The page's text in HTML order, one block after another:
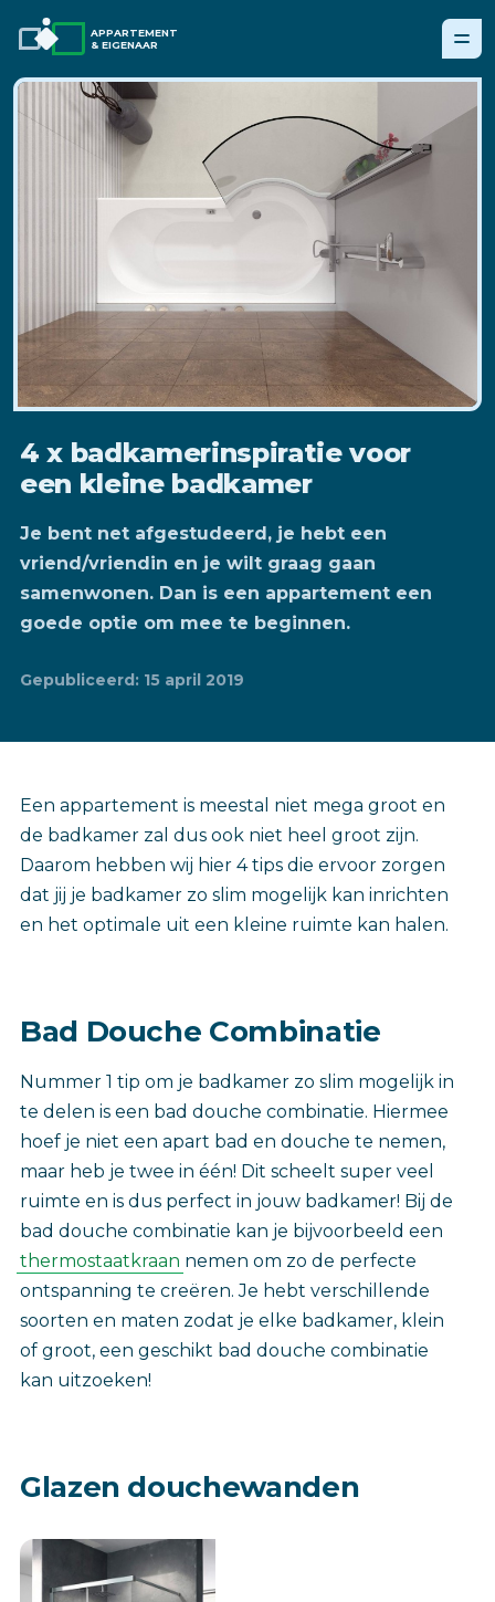
APPARTEMENT
& EIGENAAR
4 x badkamerinspiratie voor
een kleine badkamer
Je bent net afgestudeerd, je hebt een
vriend/vriendin en je wilt graag gaan
samenwonen. Dan is een appartement een
goede optie om mee te beginnen.
Gepubliceerd: 15 april 2019
Een appartement is meestal niet mega groot en
de badkamer zal dus ook niet heel groot zijn.
Daarom hebben wij hier 4 tips die ervoor zorgen
dat jij je badkamer zo slim mogelijk kan inrichten
en het optimale uit een kleine ruimte kan halen.
Bad Douche Combinatie
Nummer 1 tip om je badkamer zo slim mogelijk in
te delen is een bad douche combinatie. Hiermee
hoef je niet een apart bad en douche te nemen,
maar heb je twee in één! Dit scheelt super veel
ruimte en is dus perfect in jouw badkamer! Bij de
bad douche combinatie kan je bijvoorbeeld een
thermostaatkraan nemen om zo de perfecte
ontspanning te creëren. Je hebt verschillende
soorten en maten zodat je elke badkamer, klein
of groot, een geschikt bad douche combinatie
kan uitzoeken!
Glazen douchewanden